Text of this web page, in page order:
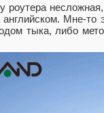
роутера
Мне-то
тыка, либо